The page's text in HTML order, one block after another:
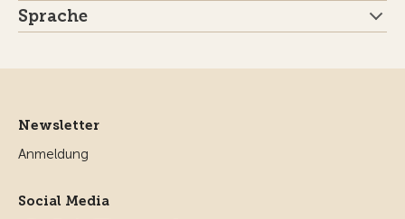
Sprache
Newsletter
Anmeldung
Social Media